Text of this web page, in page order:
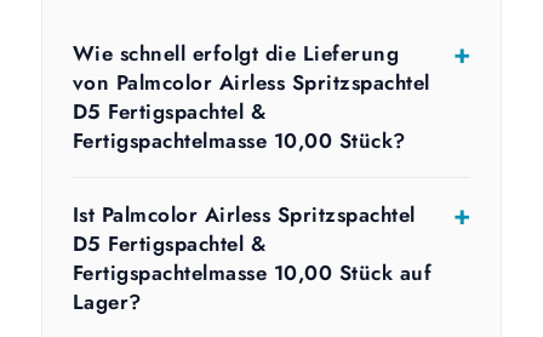
Wie schnell erfolgt die Lieferung
von Palmcolor Airless Spritzspachtel
D5 Fertigspachtel &
Fertigspachtelmasse 10,00 Stück?
Ist Palmcolor Airless Spritzspachtel
D5 Fertigspachtel &
Fertigspachtelmasse 10,00 Stück auf
Lager?